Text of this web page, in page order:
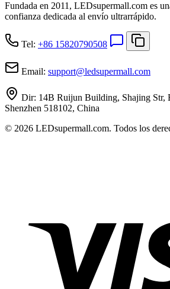
Fundada en 2011, LEDsupermall.com es
confianza dedicada al envío ultrarrápido.
Tel: +86 15820790508
Email: support@ledsupermall.com
Dir: 14B Ruijun Building, Shajing Str,
Shenzhen 518102, China
© 2026 LEDsupermall.com. Todos los